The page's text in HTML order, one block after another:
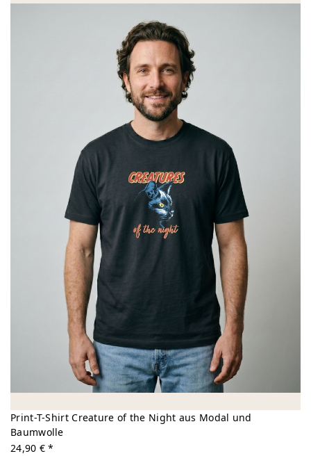
Print-T-Shirt Creature of the Night aus Modal und
Baumwolle
24,90 € *